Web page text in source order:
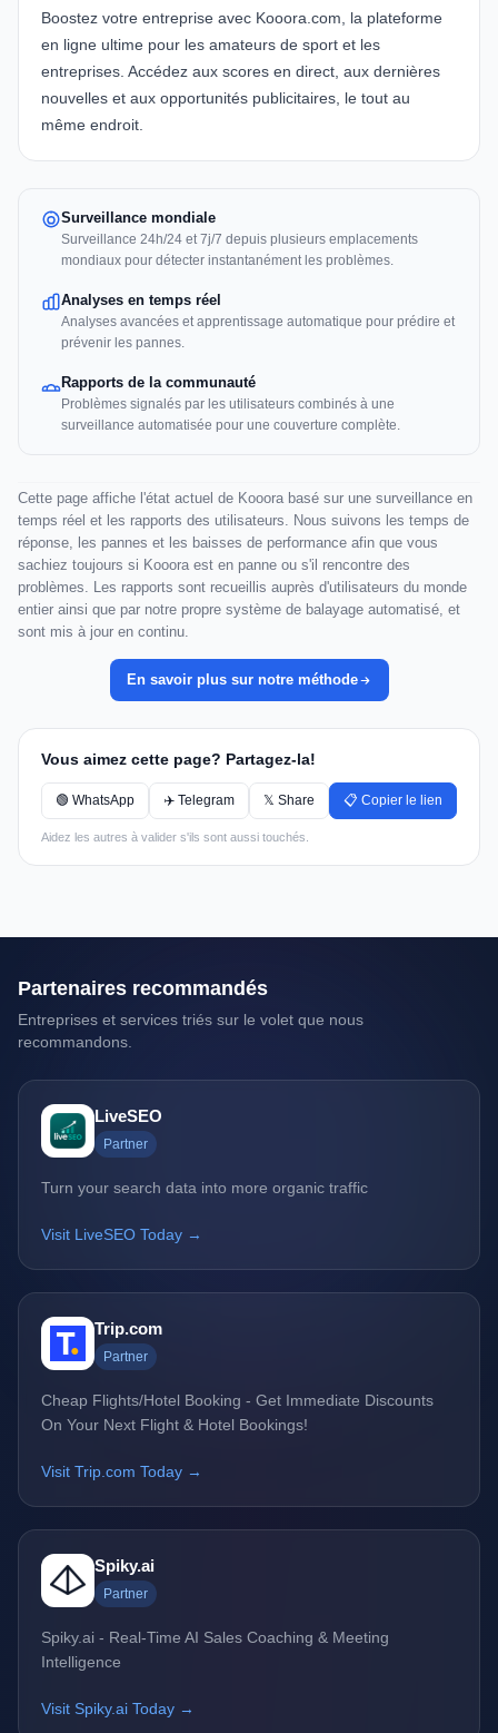
Boostez votre entreprise avec Kooora.com, la plateforme
en ligne ultime pour les amateurs de sport et les
entreprises. Accédez aux scores en direct, aux dernières
nouvelles et aux opportunités publicitaires, le tout au
même endroit.
Surveillance mondiale
Surveillance 24h/24 et 7j/7 depuis plusieurs emplacements
mondiaux pour détecter instantanément les problèmes.
Analyses en temps réel
Analyses avancées et apprentissage automatique pour prédire et
prévenir les pannes.
Rapports de la communauté
Problèmes signalés par les utilisateurs combinés à une
surveillance automatisée pour une couverture complète.
Cette page affiche l'état actuel de Kooora basé sur une surveillance en
temps réel et les rapports des utilisateurs. Nous suivons les temps de
réponse, les pannes et les baisses de performance afin que vous
sachiez toujours si Kooora est en panne ou s'il rencontre des
problèmes. Les rapports sont recueillis auprès d'utilisateurs du monde
entier ainsi que par notre propre système de balayage automatisé, et
sont mis à jour en continu.
En savoir plus sur notre méthode
Vous aimez cette page? Partagez-la!
🟢 WhatsApp ✈️ Telegram 𝕏 Share 📋 Copier le lien
Aidez les autres à valider s'ils sont aussi touchés.
Partenaires recommandés
Entreprises et services triés sur le volet que nous
recommandons.
LiveSEO
Partner
Turn your search data into more organic traffic
Visit LiveSEO Today →
Trip.com
Partner
Cheap Flights/Hotel Booking - Get Immediate Discounts
On Your Next Flight & Hotel Bookings!
Visit Trip.com Today →
Spiky.ai
Partner
Spiky.ai - Real-Time AI Sales Coaching & Meeting
Intelligence
Visit Spiky.ai Today →